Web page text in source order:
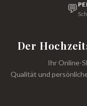
💬
Der
Ihr Online-
Qualität und